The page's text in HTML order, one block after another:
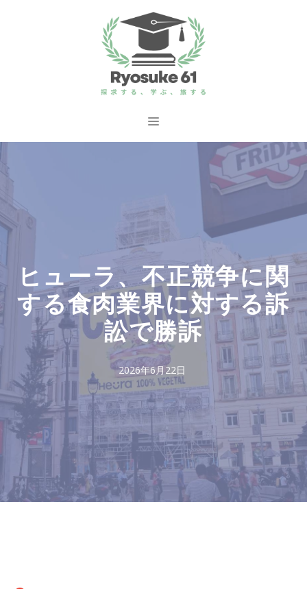
ス
キ
メ
ー
ヒューラ、不正競争に関
する食肉業界に対する訴
訟で勝訴
2026年6月22日